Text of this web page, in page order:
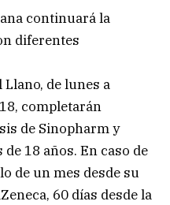
continuará la
diferentes
de lunes a
completarán
de Sinopharm y
18 años. En caso de
de un mes desde su
60 días desde la